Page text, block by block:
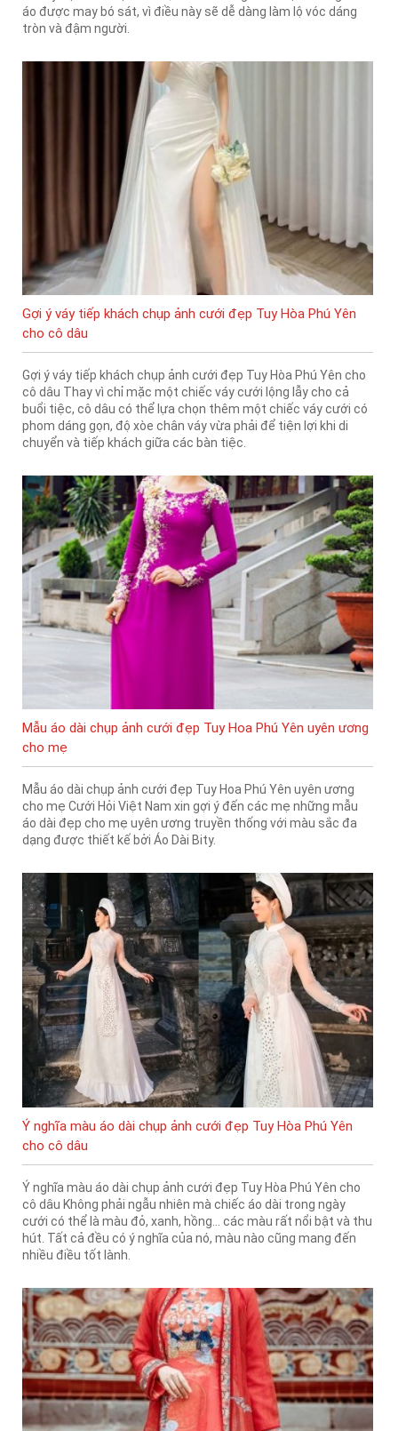
áo được may bó sát, vì điều này sẽ dễ dàng làm lộ vóc dáng
tròn và đậm người.
Gợi ý váy tiếp khách chụp ảnh cưới đẹp Tuy Hòa Phú Yên
cho cô dâu
Gợi ý váy tiếp khách chụp ảnh cưới đẹp Tuy Hòa Phú Yên cho
cô dâu Thay vì chỉ mặc một chiếc váy cưới lộng lẫy cho cả
buổi tiệc, cô dâu có thể lựa chọn thêm một chiếc váy cưới có
phom dáng gọn, độ xòe chân váy vừa phải để tiện lợi khi di
chuyển và tiếp khách giữa các bàn tiệc.
Mẫu áo dài chụp ảnh cưới đẹp Tuy Hoa Phú Yên uyên ương
cho mẹ
Mẫu áo dài chụp ảnh cưới đẹp Tuy Hoa Phú Yên uyên ương
cho mẹ Cưới Hỏi Việt Nam xin gợi ý đến các mẹ những mẫu
áo dài đẹp cho mẹ uyên ương truyền thống với màu sắc đa
dạng được thiết kế bởi Áo Dài Bity.
Ý nghĩa màu áo dài chụp ảnh cưới đẹp Tuy Hòa Phú Yên
cho cô dâu
Ý nghĩa màu áo dài chụp ảnh cưới đẹp Tuy Hòa Phú Yên cho
cô dâu Không phải ngẫu nhiên mà chiếc áo dài trong ngày
cưới có thể là màu đỏ, xanh, hồng… các màu rất nổi bật và thu
hút. Tất cả đều có ý nghĩa của nó, màu nào cũng mang đến
nhiều điều tốt lành.